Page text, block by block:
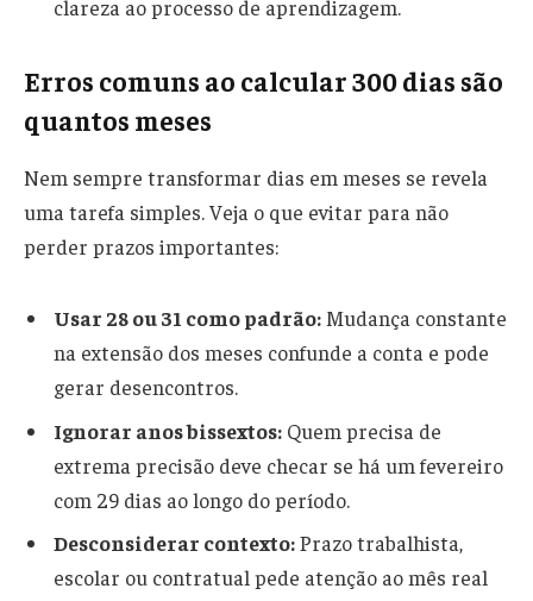
clareza ao processo de aprendizagem.
Erros comuns ao calcular 300 dias são
quantos meses
Nem sempre transformar dias em meses se revela
uma tarefa simples. Veja o que evitar para não
perder prazos importantes:
Usar 28 ou 31 como padrão: Mudança constante
na extensão dos meses confunde a conta e pode
gerar desencontros.
Ignorar anos bissextos: Quem precisa de
extrema precisão deve checar se há um fevereiro
com 29 dias ao longo do período.
Desconsiderar contexto:Prazo trabalhista,
escolar ou contratual pede atenção ao mês real